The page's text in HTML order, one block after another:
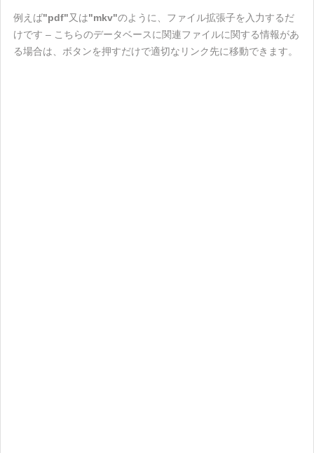
例えば"pdf"又は"mkv"のように、ファイル拡張子を入力するだ
けです – こちらのデータベースに関連ファイルに関する情報があ
る場合は、ボタンを押すだけで適切なリンク先に移動できます。